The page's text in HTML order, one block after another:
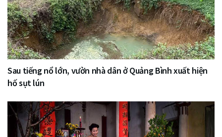
Sau tiếng nổ lớn, vườn nhà dân ở Quảng Bình xuất hiện
hố sụt lún